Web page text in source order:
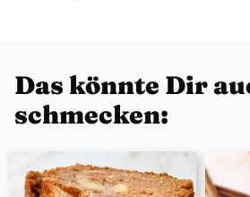
Das könnte Dir
schmecken: